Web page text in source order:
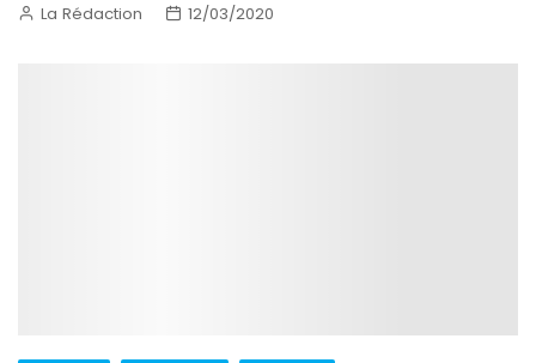
La Rédaction 12/03/2020